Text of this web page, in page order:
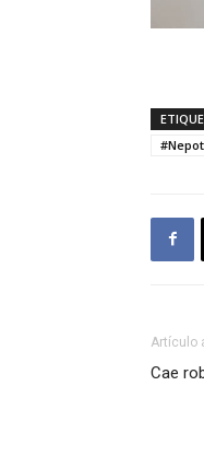
Artículo
Cae